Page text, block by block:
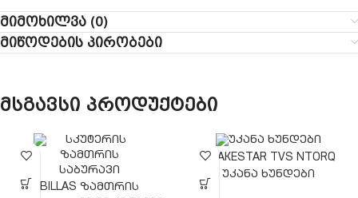
მიმოხილვა (0)
მიწოდების პირობები
მსგავსი პროდუქტები
BILLAS ზამთრის
BRAKESTAR TVS NTORQ
უკანა ხუნდები